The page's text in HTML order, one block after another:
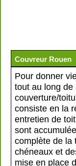
Couvreur Rouen
Pour donner
tout au long de
couverture/
consiste en la
entretien de
sont
complète de la
chéneaux et
mise en place